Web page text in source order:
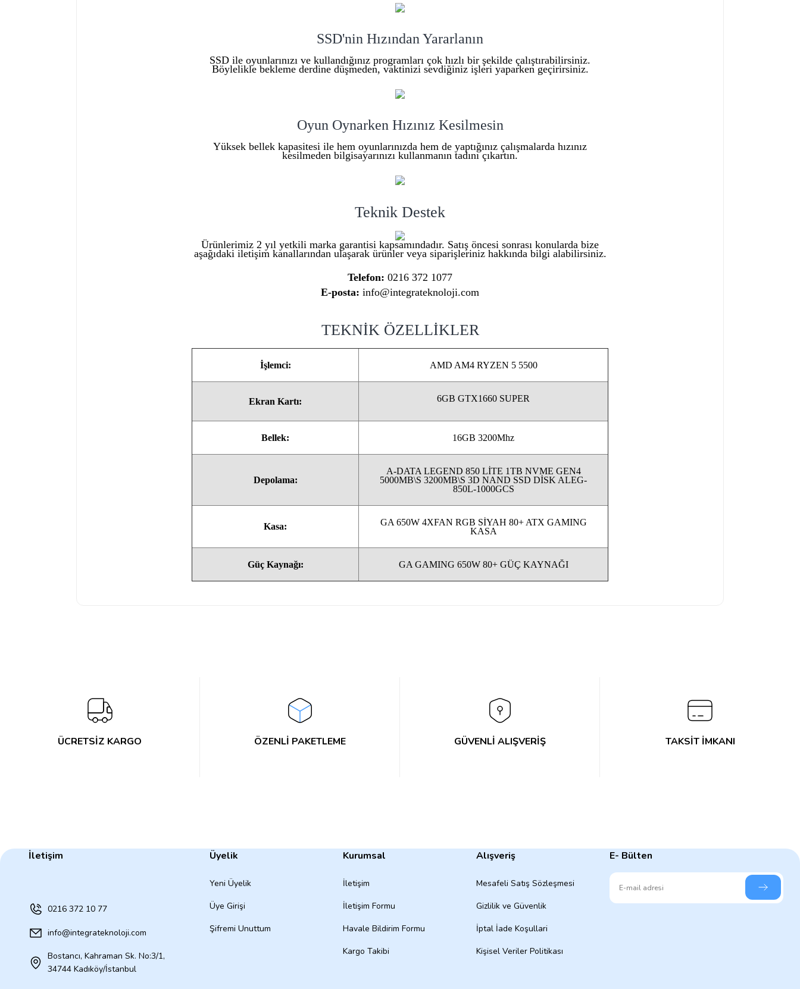
SSD'nin Hızından Yararlanın
SSD ile oyunlarınızı ve kullandığınız programları çok hızlı bir şekilde çalıştırabilirsiniz.
Böylelikle bekleme derdine düşmeden, vaktinizi sevdiğiniz işleri yaparken geçirirsiniz.
Oyun Oynarken Hızınız Kesilmesin
Yüksek bellek kapasitesi ile hem oyunlarınızda hem de yaptığınız çalışmalarda hızınız
kesilmeden bilgisayarınızı kullanmanın tadını çıkartın.
Teknik Destek
Ürünlerimiz 2 yıl yetkili marka garantisi kapsamındadır. Satış öncesi sonrası konularda bize
aşağıdaki iletişim kanallarından ulaşarak ürünler veya siparişleriniz hakkında bilgi alabilirsiniz.
Telefon: 0216 372 1077
E-posta: info@integrateknoloji.com
TEKNİK ÖZELLİKLER
İşlemci: AMD AM4 RYZEN 5 5500
Ekran Kartı: 6GB GTX1660 SUPER
Bellek: 16GB 3200Mhz
Depolama:
A-DATA LEGEND 850 LİTE 1TB NVME GEN4
5000MB\S 3200MB\S 3D NAND SSD DİSK ALEG-
850L-1000GCS
Kasa:
GA 650W 4XFAN RGB SİYAH 80+ ATX GAMING
KASA
Güç Kaynağı: GA GAMING 650W 80+ GÜÇ KAYNAĞI
ÜCRETSİZ KARGO ÖZENLİ PAKETLEME GÜVENLİ ALIŞVERİŞ TAKSİT İMKANI
İletişim
0216 372 10 77
info@integrateknoloji.com
Bostancı, Kahraman Sk. No:3/1,
34744 Kadıköy/İstanbul
Üyelik
Yeni Üyelik
Üye Girişi
Şifremi Unuttum
Kurumsal
İletişim
İletişim Formu
Havale Bildirim Formu
Kargo Takibi
Alışveriş
Mesafeli Satış Sözleşmesi
Gizlilik ve Güvenlik
İptal İade Koşullari
Kişisel Veriler Politikası
E- Bülten